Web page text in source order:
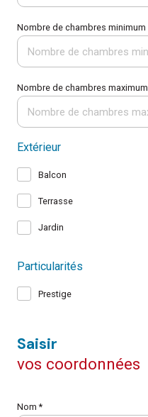
Nombre de chambres minimum
Nombre de chambres maximum
Extérieur
Balcon
Terrasse
Jardin
Particularités
Prestige
saisir
vos coordonnées
Nom *